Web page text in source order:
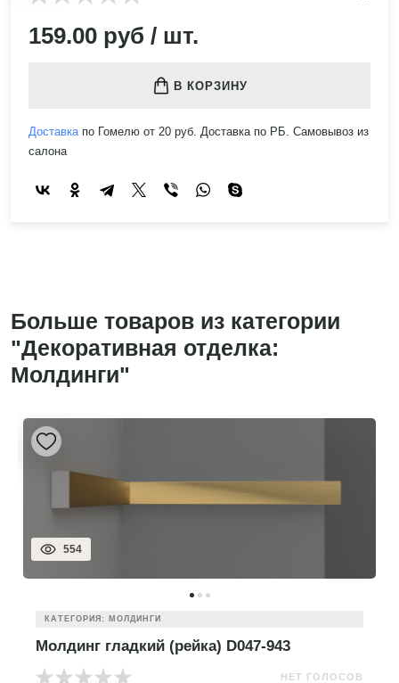
159.00 руб / шт.
В КОРЗИНУ
Доставкапо Гомелю от 20 руб. Доставка по РБ. Самовывоз из
салона
Больше товаров из категории
"Декоративная отделка:
Молдинги"
554
КАТЕГОРИЯ: МОЛДИНГИ
Молдинг гладкий (рейка) D047-943
НЕТ ГОЛОСОВ